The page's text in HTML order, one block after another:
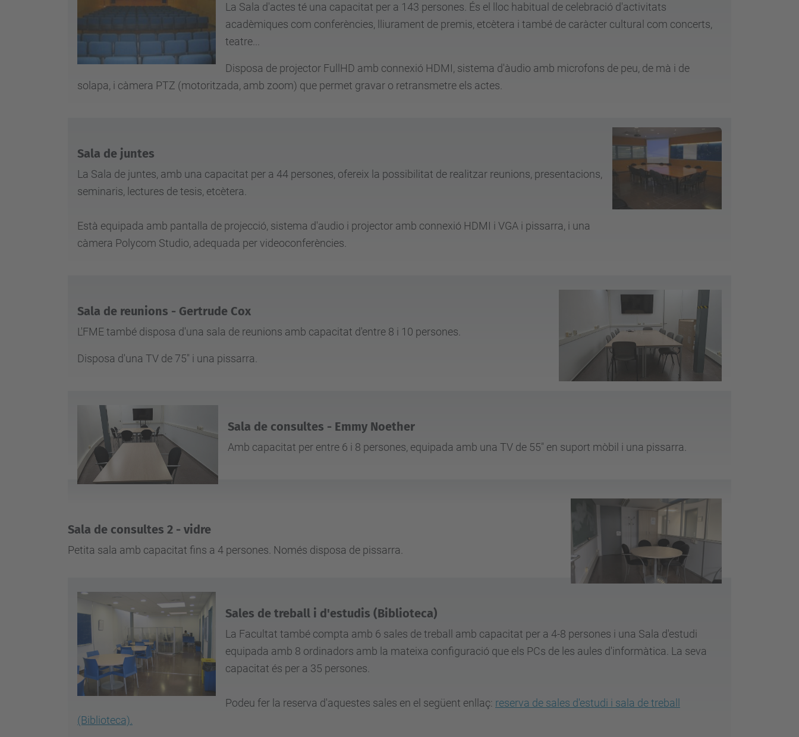
La Sala d'actes té una capacitat per a 143 persones. És el lloc habitual de celebració d'activitats
acadèmiques com conferències, lliurament de premis, etcètera i també de caràcter cultural com concerts,
teatre...
Disposa de projector FullHD amb connexió HDMI, sistema d'àudio amb microfons de peu, de mà i de
solapa, i càmera PTZ (motoritzada, amb zoom) que permet gravar o retransmetre els actes.
Sala de juntes
La Sala de juntes, amb una capacitat per a 44 persones, ofereix la possibilitat de realitzar reunions, presentacions,
seminaris, lectures de tesis, etcètera.
Està equipada amb pantalla de projecció, sistema d'audio i projector amb connexió HDMI i VGA i pissarra, i una
càmera Polycom Studio, adequada per videoconferències.
Sala de reunions - Gertrude Cox
L'FME també disposa d'una sala de reunions amb capacitat d'entre 8 i 10 persones.
Disposa d'una TV de 75" i una pissarra.
Sala de consultes - Emmy Noether
Amb capacitat per entre 6 i 8 persones, equipada amb una TV de 55" en suport mòbil i una pissarra.
Sala de consultes 2 - vidre
Petita sala amb capacitat fins a 4 persones. Només disposa de pissarra.
Sales de treball i d'estudis (Biblioteca)
La Facultat també compta amb 6 sales de treball amb capacitat per a 4-8 persones i una Sala d'estudi
equipada amb 8 ordinadors amb la mateixa configuració que els PCs de les aules d'informàtica. La seva
capacitat és per a 35 persones.
Podeu fer la reserva d'aquestes sales en el següent enllaç: reserva de sales d'estudi i sala de treball
(Biblioteca).